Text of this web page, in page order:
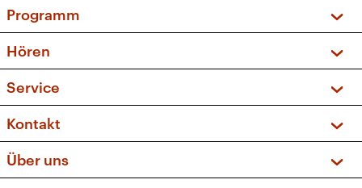
Programm
Sendungen und Podcasts
Musikliste
Kakadu – Das Kinderprogramm
Hören
Frequenzen (UKW + DAB+)
Service
FAQ
Apps
Newsletter
Kontakt
Social Media
Über uns